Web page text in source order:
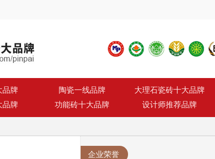
品牌 陶瓷一线品牌 大理石瓷砖十大品牌
品牌 功能砖十大品牌 设计师推荐品牌
企业荣誉